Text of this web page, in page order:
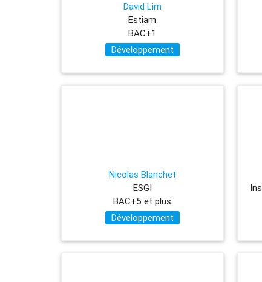
David Lim
Estiam
BAC+1
Développement
Nicolas Blanchet
ESGI
BAC+5 et plus
Développement